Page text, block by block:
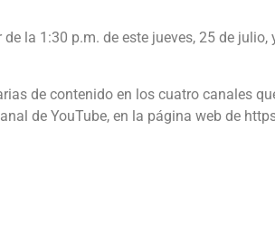
la 1:30 p.m. de este jueves, 25 de
de contenido en los cuatro canales
de YouTube, en la página web de